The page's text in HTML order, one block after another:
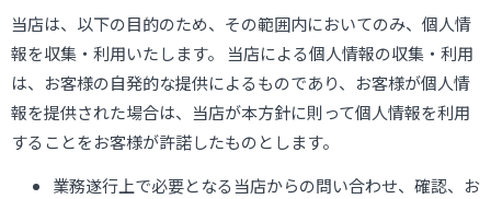
当店は、以下の目的のため、その範囲内においてのみ、個人情
報を収集・利用いたします。 当店による個人情報の収集・利用
は、お客様の自発的な提供によるものであり、お客様が個人情
報を提供された場合は、当店が本方針に則って個人情報を利用
することをお客様が許諾したものとします。
業務遂行上で必要となる当店からの問い合わせ、確認、お